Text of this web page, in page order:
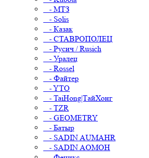
- МТЗ
- Solis
- Казак
- СТАВРОПОЛЕЦ
- Русич / Rusich
- Уралец
- Rossel
- Файтер
- YTO
- TaiHong|ТайХонг
- TZR
- GEOMETRY
- Батыр
- SADIN AUMAHR
- SADIN AOMOH